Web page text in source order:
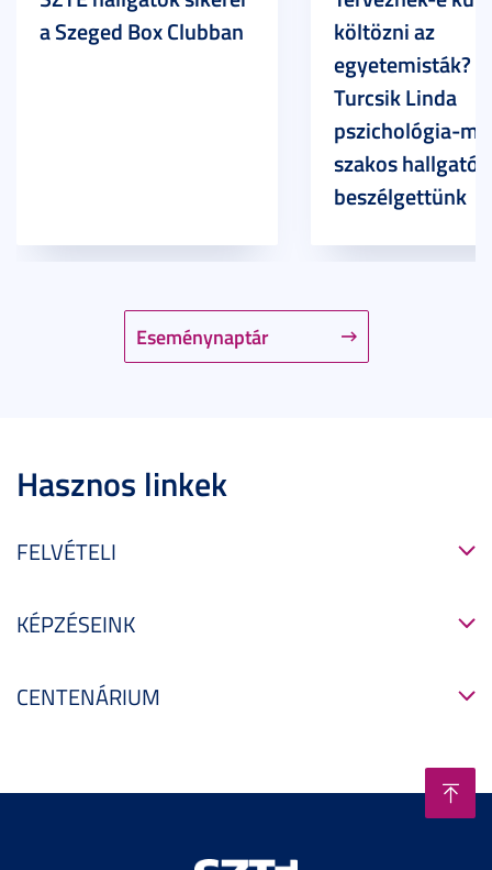
Eseménynaptár
a Szeged Box Clubban
költözni az
egyetemisták? –
Turcsik Linda
pszichológia-
szakos
beszélgettünk
Hasznos linkek
FELVÉTELI
KÉPZÉSEINK
CENTENÁRIUM